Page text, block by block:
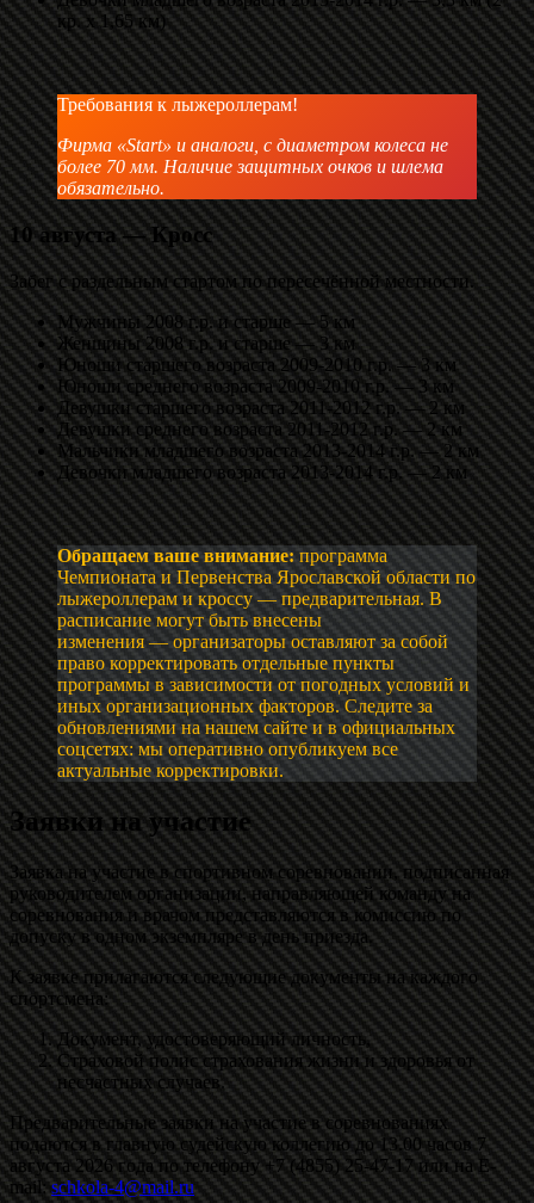
кр. х 1,65 км)
Требования к лыжероллерам!
Фирма «Start» и аналоги, с диаметром колеса не
более 70 мм. Наличие защитных очков и шлема
обязательно.
10 августа —Кросс
Забег с раздельным стартом по пересечённой местности.
Мужчины 2008 г.р. и старше — 5 км
Женщины 2008 г.р. и старше — 3 км
Юноши старшего возраста 2009-2010 г.р. — 3 км
Юноши среднего возраста 2009-2010 г.р. — 3 км
Девушки старшего возраста 2011-2012 г.р. — 2 км
Девушки среднего возраста 2011-2012 г.р. — 2 км
Мальчики младшего возраста 2013-2014 г.р. — 2 км
Девочки младшего возраста 2013-2014 г.р. — 2 км
Обращаем ваше внимание:программа
Чемпионата и Первенства Ярославской области по
лыжероллерам и кроссу — предварительная. В
расписание могут быть внесены
изменения — организаторы оставляют за собой
право корректировать отдельные пункты
программы в зависимости от погодных условий и
иных организационных факторов. Следите за
обновлениями на нашем сайте и в официальных
соцсетях: мы оперативно опубликуем все
актуальные корректировки.
Заявки на участие
Заявка на участие в спортивном соревновании, подписанная
руководителем организации, направляющей команду на
соревнования и врачом представляются в комиссию по
допуску в одном экземпляре в день приезда.
К заявке прилагаются следующие документы на каждого
спортсмена:
Документ, удостоверяющий личность,
Страховой полис страхования жизни и здоровья от
несчастных случаев.
Предварительные заявки на участие в соревнованиях
подаются в главную судейскую коллегию до 13.00 часов 7
августа 2026 года по телефону +7 (4855) 25-47-17 или на E-
mail:schkola-4@mail.ru